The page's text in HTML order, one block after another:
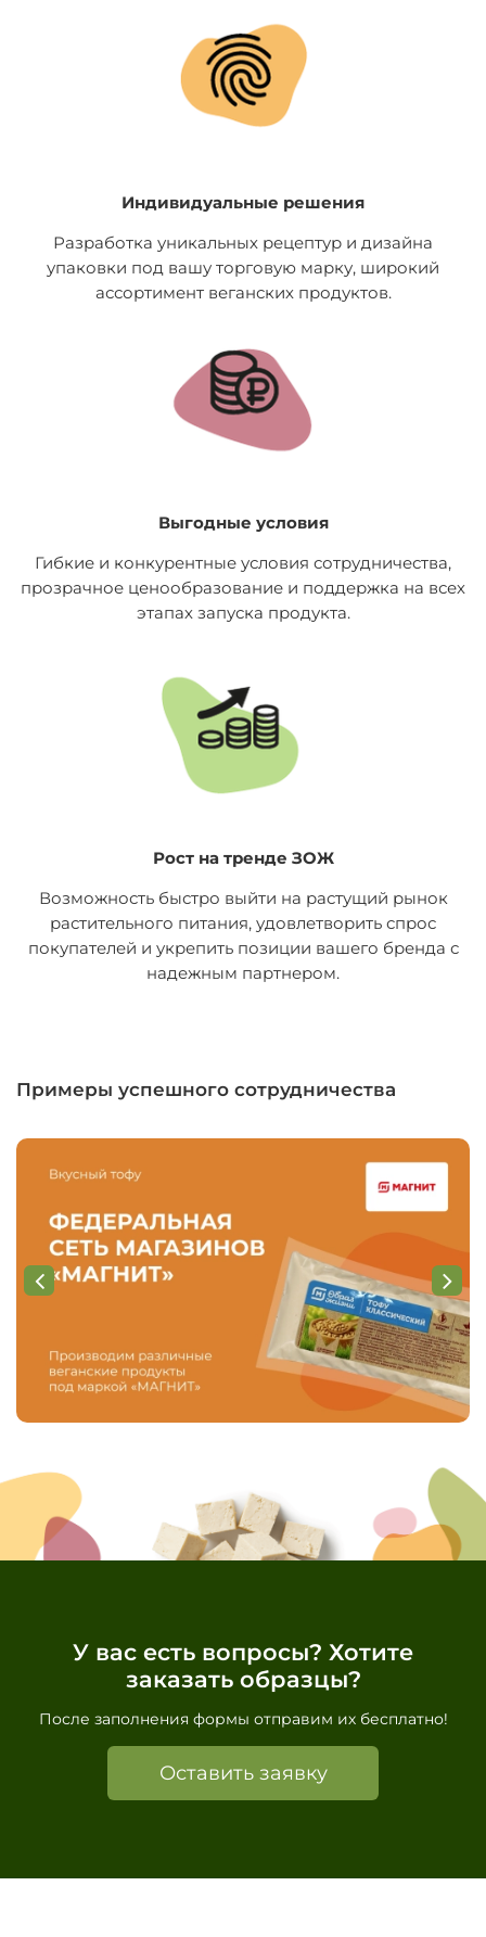
Индивидуальные решения
Разработка уникальных рецептур и дизайна
упаковки под вашу торговую марку, широкий
ассортимент веганских продуктов.
Выгодные условия
Гибкие и конкурентные условия сотрудничества,
прозрачное ценообразование и поддержка на всех
этапах запуска продукта.
Рост на тренде ЗОЖ
Возможность быстро выйти на растущий рынок
растительного питания, удовлетворить спрос
покупателей и укрепить позиции вашего бренда с
надежным партнером.
Примеры успешного сотрудничества
У вас есть вопросы? Хотите
заказать образцы?
После заполнения формы отправим их бесплатно!
Оставить заявку